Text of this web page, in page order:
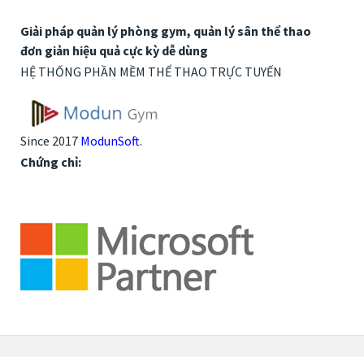
Giải pháp quản lý phòng gym, quản lý sân thể thao
đơn giản hiệu quả cực kỳ dễ dùng
HỆ THỐNG PHẦN MỀM THỂ THAO TRỰC TUYẾN
Since 2017 ModunSoft.
Chứng chỉ: